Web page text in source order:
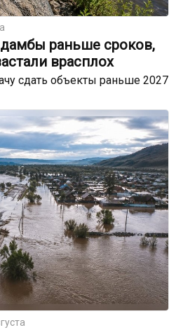
дамбы раньше сроков,
врасплох
сдать объекты раньше 2027